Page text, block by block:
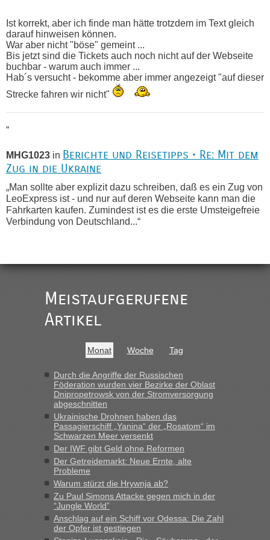
Ist korrekt, aber ich finde man hätte trotzdem im Text gleich
darauf hinweisen können.
War aber nicht "böse" gemeint ...
Bis jetzt sind die Tickets auch noch nicht auf der Webseite
buchbar - warum auch immer ...
Hab´s versucht - bekomme aber immer angezeigt "auf dieser
Strecke fahren wir nicht"
“
MHG1023 in Berichte und Reisetipps • Re: Mit dem
Zug in die Ukraine
„Man sollte aber explizit dazu schreiben, daß es ein Zug von
LeoExpress ist - und nur auf deren Webseite kann man die
Fahrkarten kaufen. Zumindest ist es die erste Umsteigefreie
Verbindung von Deutschland...“
gab es keine Probleme“
inRecht, Visa und Dokumente • Re: Seit
Anfang des Jahres haben die Zollbeamten
Verstöße im Wert von fast 11 Milliarden
„Am besten wäre natürlich, wenn die Frau mit dabei ist.
Alleinreisende Männer stehen schließlich immer unter
Recht, Visa und Dokumente • Re: Seit
Anfang des Jahres haben die Zollbeamten
Verstöße im Wert von fast 11 Milliarden
aufgedeckt
„Kein Zoll. Du musst an sich nur sagen dass das privat ist
und du nicht damit handeln willst. So lange das nicht
Originalverpackt ist und ersichlich das nicht neu sollte es
keine Probleme geben“
Meistaufgerufene
Artikel
Monat Woche Tag
Durch die Angriffe der Russischen
Föderation wurden vier Bezirke der Oblast
Dnipropetrowsk von der Stromversorgung
abgeschnitten
Ukrainische Drohnen haben das
Passagierschiff „Yanina“ der „Rosatom“ im
Schwarzen Meer versenkt
Der IWF gibt Geld ohne Reformen
Der Getreidemarkt: Neue Ernte, alte
Probleme
Warum stürzt die Hrywnja ab?
Zu Paul Simons Attacke gegen mich in der
“Jungle World”
Anschlag auf ein Schiff vor Odessa: Die Zahl
der Opfer ist gestiegen